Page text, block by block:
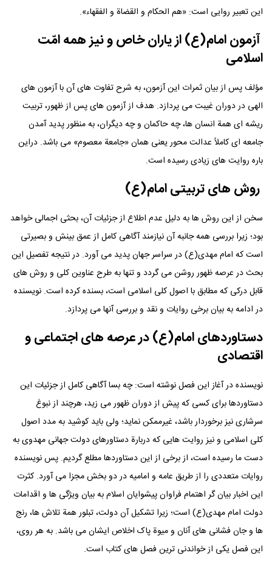
این تعبیر روایی است: «هم الحکام و القضاة و الفقهاء».
آزمون امام(ع) از یاران خاص و نیز همه امّت
اسلامی
مؤلف پس از بیان ثمرات این آزمون، به شرح تفاوت های آن با آزمون های
الهی در دوران غیبت می پردازد. هدف از آزمون های پس از ظهور، تربیت
ریشه ای همة انسان ها، چه حاکمان و چه دیگران، به منظور پدید آمدن
جامعه ای کاملاً عدالت محور یعنی همان «جامعة معصوم» می باشد. دراین
باره روایت های زیادی رسیده است.
روش های تربیتی امام(ع)
سخن از این روش ها به دلیل عدم اطلاع از جزئیات آن، بحثی اجمالی خواهد
بود؛ زیرا بررسی همه جانبه آن نیازمند آگاهی کامل از عمق بینش و بصیرتی
است که امام مهدی(ع) در سراسر جهان پدید می آورد. در نتیجه تفصیل این
بحث در عرصه ظهور روشن می گردد و تنها به طرح عناوین کلی و روش های
قابل درکی که مطابق با اصول کلی اسلامی است، بسنده کرده است. نویسنده
در ادامه به بیان برخی روایات و نقد و بررسی آنها می پردازد.
دستاوردهای امام(ع) در عرصه های اجتماعی و
اقتصادی
نویسنده در آغاز این فصل نوشته است: چه بسا آگاهی کامل از جزئیات این
دستاوردها برای کسی که پیش از دوران ظهور می زید، هرچند از نبوغ
سرشاری نیز برخوردار باشد، غیرممکن نماید؛ ولی باید کوشید به مدد اصول
کلی اسلامی و نیز روایت هایی که دربارة دستاورهای دولت جهانی مهدوی به
دست ما رسیده است، از برخی از این دستاوردها مطلع گردیم. پس نویسنده
روایات متعددی را از طریق عامه و امامیه در دو بخش مجزا می آورد. کثرت
این اخبار بیان گر اهتمام فراوان پیشوایان اسلام به بیان ویژگی ها و اقدامات
دولت امام مهدی(ع) است؛ زیرا تشکیل آن دولت، تبلور همة تلاش ها، رنج
ها و جان فشانی های آنان و میوة پاک اخلاص ایشان می باشد. به هر روی،
این فصل یکی از خواندنی ترین فصل های کتاب است.